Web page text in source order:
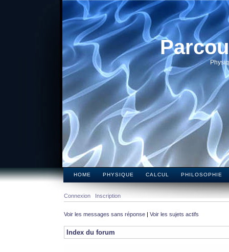
HOME PHYSIQUE CALCUL PHILOSOPHIE
Connexion Inscription
Voir les messages sans réponse | Voir les sujets actifs
Index du forum